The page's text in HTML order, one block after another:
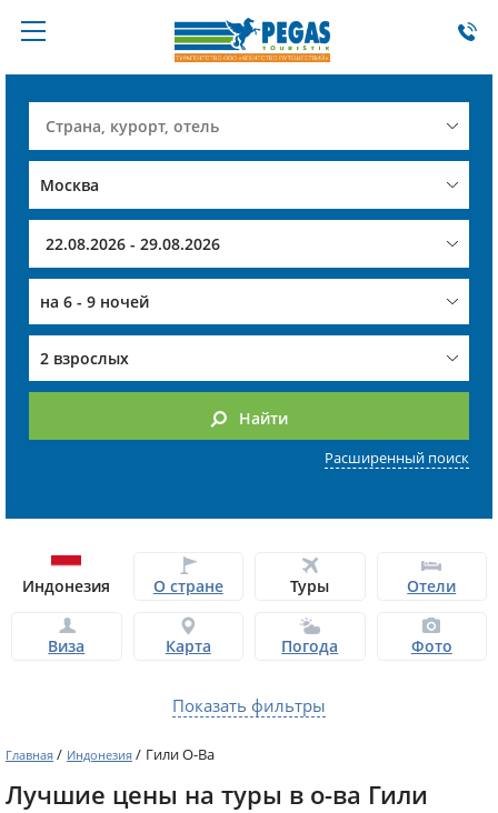
на 6 - 9 ночей
2 взрослых
Найти
Расширенный поиск
Индонезия О стране Туры Отели
Виза Карта Погода Фото
Показать фильтры
Главная / Индонезия / Гили О-Ва
Лучшие цены на туры в о-ва Гили